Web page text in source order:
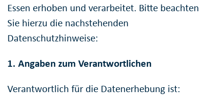
Essen erhoben und verarbeitet. Bitte beachten
Sie hierzu die nachstehenden
Datenschutzhinweise:
1. Angaben zum Verantwortlichen
Verantwortlich für die Datenerhebung ist: